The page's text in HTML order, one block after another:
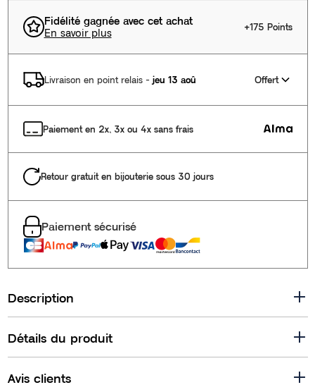
Fidélité gagnée avec cet achat
En savoir plus
+175 Points
Livraison en point relais- jeu 13 aoû Offert
Paiement en 2x, 3x ou 4x sans frais
Retour gratuit en bijouterie sous 30 jours
Paiement sécurisé
Description
Détails du produit
Avis clients